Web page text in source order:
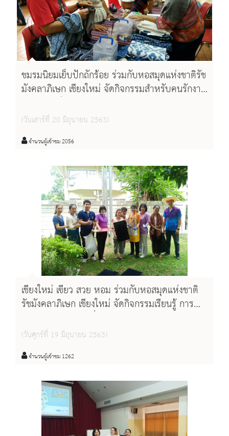
ชมรมนิยมเย็บปักถักร้อย ร่วมกับหอสมุดแห่งชาติรัช
มังคลาภิเษก เชียงใหม่ จัดกิจกรรมสำหรับคนรักงาน
(วันเสาร์ที่ 20 มิถุนายน 2563)
จำนวนผู้เข้าชม 2056
เชียงใหม่ เขียว สวย หอม ร่วมกับหอสมุดแห่งชาติ
รัชมังคลาภิเษก เชียงใหม่ จัดกิจกรรมเรียนรู้ การ
ปลูก ปัน"
(วันศุกร์ที่ 19 มิถุนายน 2563)
จำนวนผู้เข้าชม 1262